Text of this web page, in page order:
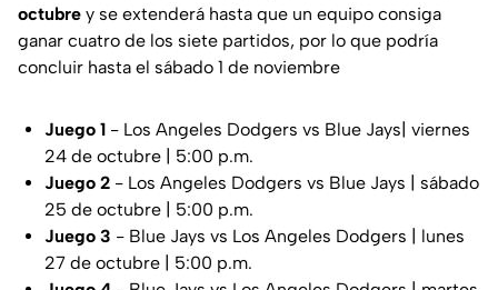
octubre y se extenderá hasta que un equipo consiga
ganar cuatro de los siete partidos, por lo que podría
concluir hasta el sábado 1 de noviembre
Juego 1 - Los Angeles Dodgers vs Blue Jays| viernes
24 de octubre | 5:00 p.m.
Juego 2 - Los Angeles Dodgers vs Blue Jays | sábado
25 de octubre | 5:00 p.m.
Juego 3 - Blue Jays vs Los Angeles Dodgers | lunes
27 de octubre | 5:00 p.m.